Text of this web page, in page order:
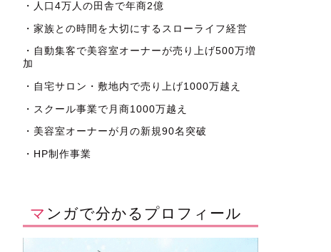
・人口4万人の田舎で年商2億
・家族との時間を大切にするスローライフ経営
・自動集客で美容室オーナーが売り上げ500万増
加
・自宅サロン・敷地内で売り上げ1000万越え
・スクール事業で月商1000万越え
・美容室オーナーが月の新規90名突破
・HP制作事業
マンガで分かるプロフィール